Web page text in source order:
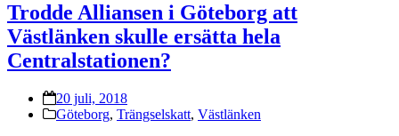
Trodde Alliansen i Göteborg att
Västlänken skulle ersätta hela
Centralstationen?
20 juli, 2018
Göteborg, Trängselskatt, Västlänken